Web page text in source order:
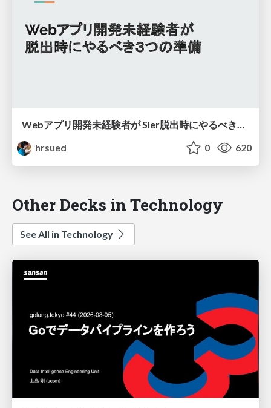
Webアプリ開発未経験者が SIer脱出時にやるべき３つの準備
hrsued
0 620
Other Decks in Technology
See All in Technology